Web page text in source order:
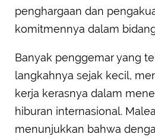
penghargaan dan
komitmennya dalam
Banyak penggemar yang
langkahnya sejak kecil,
kerja kerasnya dalam
hiburan internasional.
menunjukkan bahwa